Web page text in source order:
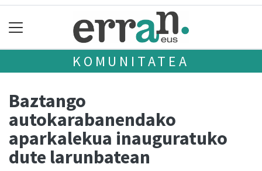
KOMUNITATEA
Baztango
autokarabanendako
aparkalekua inauguratuko
dute larunbatean